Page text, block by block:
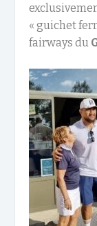
« guichet
fairways du